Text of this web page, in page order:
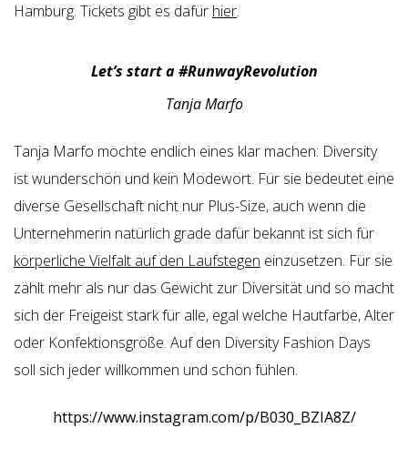
Hamburg. Tickets gibt es dafür hier.
Let’s start a #RunwayRevolution
Tanja Marfo
Tanja Marfo möchte endlich eines klar machen: Diversity
ist wunderschön und kein Modewort. Für sie bedeutet eine
diverse Gesellschaft nicht nur Plus-Size, auch wenn die
Unternehmerin natürlich grade dafür bekannt ist sich für
körperliche Vielfalt auf den Laufstegen einzusetzen. Für sie
zählt mehr als nur das Gewicht zur Diversität und so macht
sich der Freigeist stark für alle, egal welche Hautfarbe, Alter
oder Konfektionsgröße. Auf den Diversity Fashion Days
soll sich jeder willkommen und schön fühlen.
https://www.instagram.com/p/B030_BZIA8Z/